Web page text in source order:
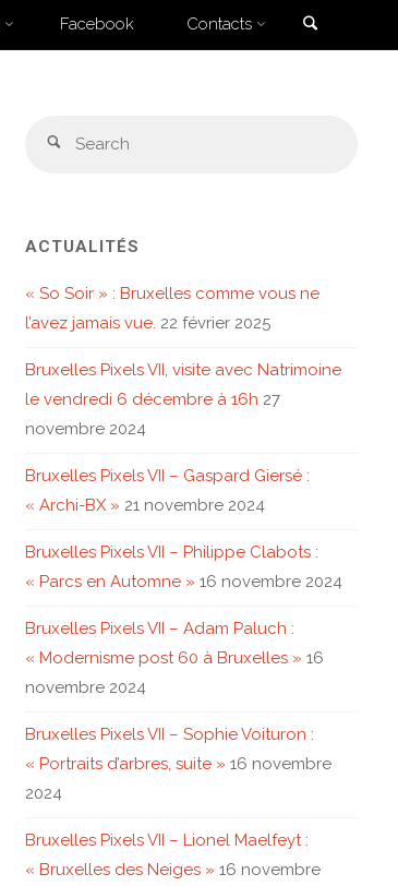
Facebook Contacts
Search
ACTUALITÉS
« So Soir » : Bruxelles comme vous ne
l’avez jamais vue. 22 février 2025
Bruxelles Pixels VII, visite avec Natrimoine
le vendredi 6 décembre à 16h 27
novembre 2024
Bruxelles Pixels VII – Gaspard Giersé :
« Archi-BX » 21 novembre 2024
Bruxelles Pixels VII – Philippe Clabots :
« Parcs en Automne » 16 novembre 2024
Bruxelles Pixels VII – Adam Paluch :
« Modernisme post 60 à Bruxelles » 16
novembre 2024
Bruxelles Pixels VII – Sophie Voituron :
« Portraits d’arbres, suite » 16 novembre
2024
Bruxelles Pixels VII – Lionel Maelfeyt :
« Bruxelles des Neiges » 16 novembre